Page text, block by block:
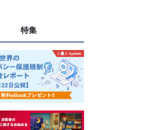
特集